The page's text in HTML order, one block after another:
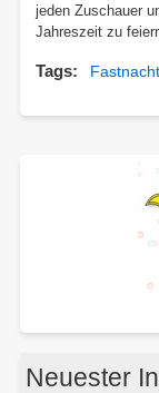
jeden Zuschauer
Jahreszeit zu
Tags Fastnacht
Neuester